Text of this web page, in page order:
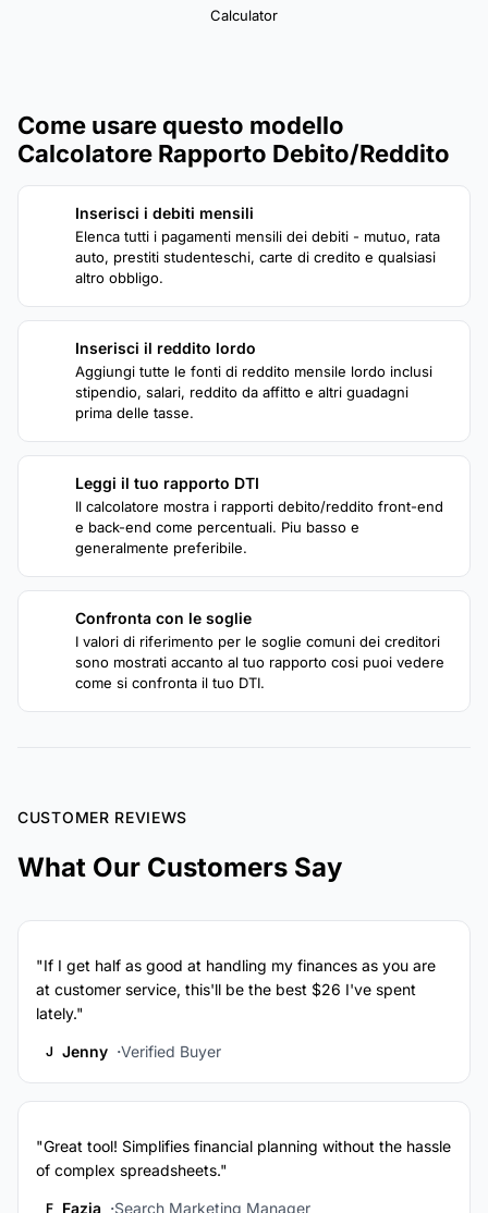
Calculator
Come usare questo modello
Calcolatore Rapporto Debito/Reddito
Inserisci i debiti mensili
Elenca tutti i pagamenti mensili dei debiti - mutuo, rata
auto, prestiti studenteschi, carte di credito e qualsiasi
altro obbligo.
Inserisci il reddito lordo
Aggiungi tutte le fonti di reddito mensile lordo inclusi
stipendio, salari, reddito da affitto e altri guadagni
prima delle tasse.
Leggi il tuo rapporto DTI
Il calcolatore mostra i rapporti debito/reddito front-end
e back-end come percentuali. Piu basso e
generalmente preferibile.
Confronta con le soglie
I valori di riferimento per le soglie comuni dei creditori
sono mostrati accanto al tuo rapporto cosi puoi vedere
come si confronta il tuo DTI.
CUSTOMER REVIEWS
What Our Customers Say
"If I get half as good at handling my finances as you are
at customer service, this'll be the best $26 I've spent
lately."
J Jenny Verified Buyer
"Great tool! Simplifies financial planning without the hassle
of complex spreadsheets."
F Fazia Search Marketing Manager